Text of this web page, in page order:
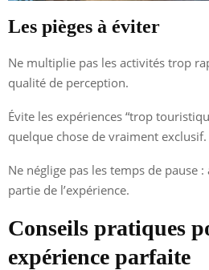
Les pièges à éviter
Ne multiplie pas les activités trop
qualité de perception.
Évite les expériences “trop
quelque chose de vraiment exclusif.
Ne néglige pas les temps de pause :
partie de l’expérience.
Conseils pratiques
expérience parfaite